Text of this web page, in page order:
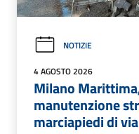
NOTIZIE
4 AGOSTO 2026
Milano
manutenzione
marciapiedi di